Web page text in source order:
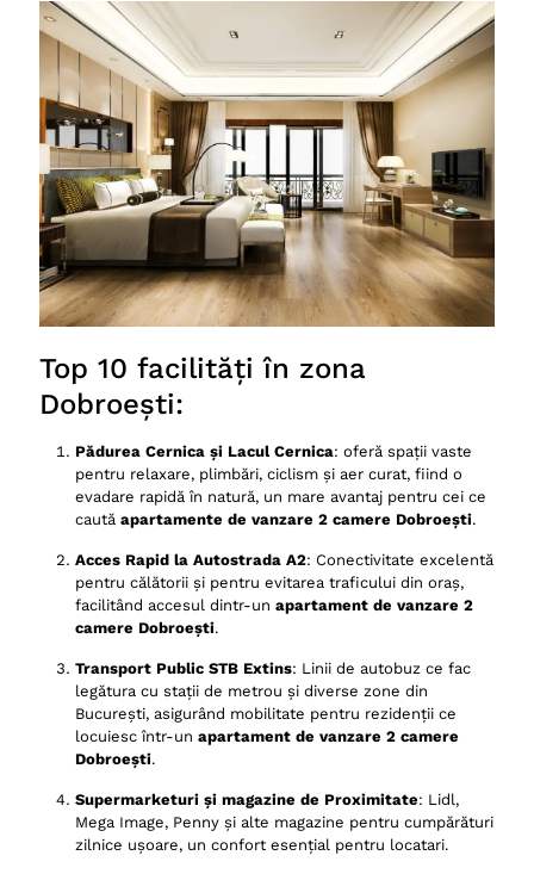
Top 10 facilități în zona
Dobroești:
Pădurea Cernica și Lacul Cernica: oferă spații vaste
pentru relaxare, plimbări, ciclism și aer curat, fiind o
evadare rapidă în natură, un mare avantaj pentru cei ce
caută apartamente de vanzare 2 camere Dobroești.
Acces Rapid la Autostrada A2: Conectivitate excelentă
pentru călătorii și pentru evitarea traficului din oraș,
facilitând accesul dintr-un apartament de vanzare 2
camere Dobroești.
Transport Public STB Extins: Linii de autobuz ce fac
legătura cu stații de metrou și diverse zone din
București, asigurând mobilitate pentru rezidenții ce
locuiesc într-un apartament de vanzare 2 camere
Dobroești.
Supermarketuri și magazine de Proximitate: Lidl,
Mega Image, Penny și alte magazine pentru cumpărături
zilnice ușoare, un confort esențial pentru locatari.